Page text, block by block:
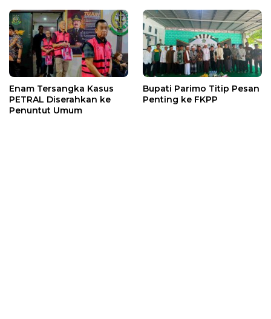
Enam Tersangka Kasus
PETRAL Diserahkan ke
Penuntut Umum
Bupati Parimo Titip Pesan
Penting ke FKPP